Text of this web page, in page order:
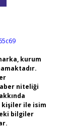
kurum
niteliği
kişiler ile isim
bilgiler